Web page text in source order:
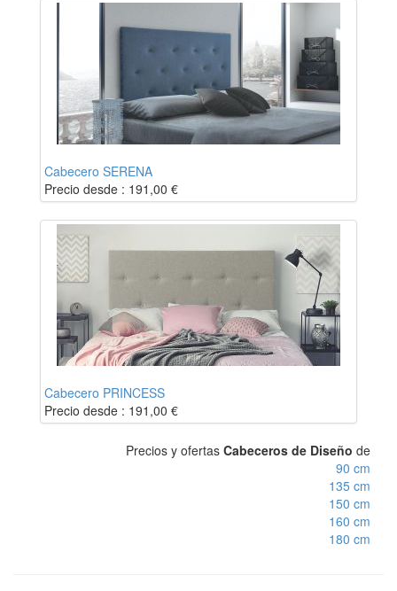
Cabecero SERENA
Precio desde : 191,00 €
Cabecero PRINCESS
Precio desde : 191,00 €
Precios y ofertas Cabeceros de Diseño de
90 cm
135 cm
150 cm
160 cm
180 cm